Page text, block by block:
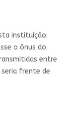
instituição:
o ônus do
entre
frente de